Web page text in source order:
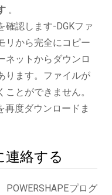
。
確認します-DGKファ
リから完全にコピー
ネットからダウンロ
ります。ファイルが
とができません。
再度ダウンロードま
連絡する
プログ